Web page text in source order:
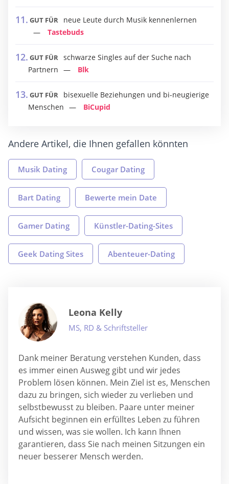
GUT FÜR
neue Leute durch Musik kennenlernen
Tastebuds
GUT FÜR schwarze Singles auf der Suche nach
Partnern
Blk
GUT FÜR
bisexuelle Beziehungen und bi-neugierige
Menschen
BiCupid
Andere Artikel, die Ihnen gefallen könnten
Musik Dating Cougar Dating
Bart Dating Bewerte mein Date
Gamer Dating Künstler-Dating-Sites
Geek Dating Sites Abenteuer-Dating
Leona Kelly
MS, RD & Schriftsteller
Dank meiner Beratung verstehen Kunden, dass
es immer einen Ausweg gibt und wir jedes
Problem lösen können. Mein Ziel ist es, Menschen
dazu zu bringen, sich wieder zu verlieben und
selbstbewusst zu bleiben. Paare unter meiner
Aufsicht beginnen ein erfülltes Leben zu führen
und wissen, was sie wollen. Ich kann Ihnen
garantieren, dass Sie nach meinen Sitzungen ein
neuer besserer Mensch werden.